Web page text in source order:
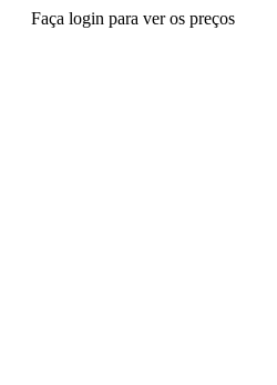
Faça login para ver os preços